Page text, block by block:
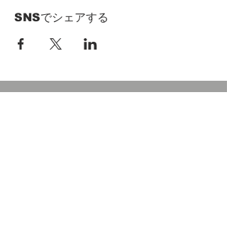
SNSでシェアする